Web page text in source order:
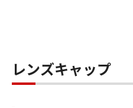
レンズキャップ